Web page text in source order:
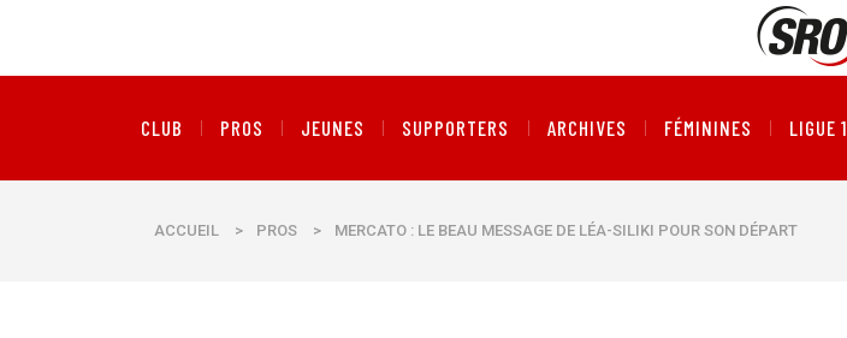
CLUB PROS JEUNES SUPPORTERS ARCHIVES FÉMININES LIGUE 1
ACCUEIL > PROS > MERCATO : LE BEAU MESSAGE DE LÉA-SILIKI POUR SON DÉPART